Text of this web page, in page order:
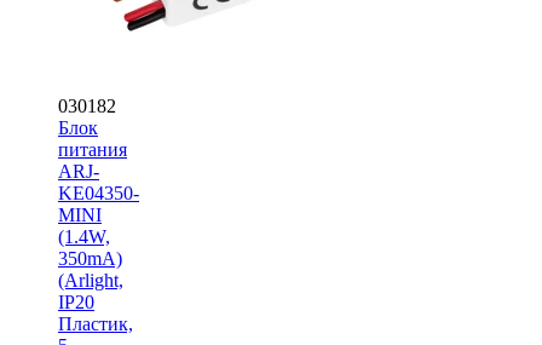
030182
Блок
питания
ARJ-
KE04350-
MINI
(1.4W,
350mA)
(Arlight,
IP20
Пластик,